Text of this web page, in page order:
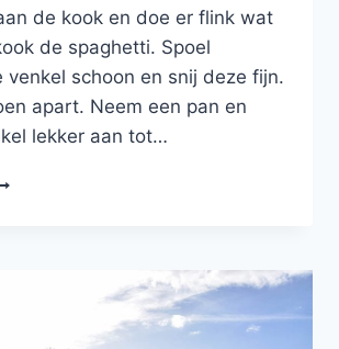
de kook en doe er flink wat
de spaghetti. Spoel
venkel schoon en snij deze fijn.
apart. Neem een pan en
lekker aan tot…